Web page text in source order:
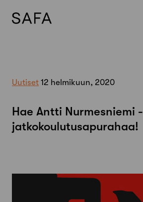
Uutiset 12 helmikuun, 2020
Hae Antti Nurmesniemi -
jatkokoulutusapurahaa!